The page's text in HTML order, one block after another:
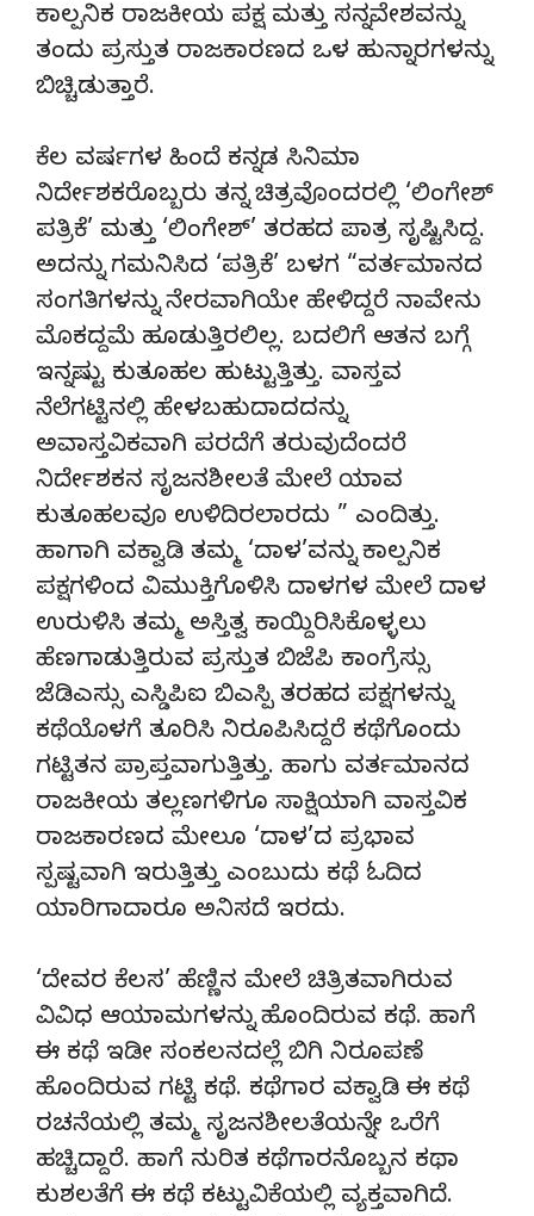
ಕಾಲ್ಪನಿಕ ರಾಜಕೀಯ ಪಕ್ಷ ಮತ್ತು ಸನ್ನವೇಶವನ್ನು
ತಂದು ಪ್ರಸ್ತುತ ರಾಜಕಾರಣದ ಒಳ ಹುನ್ನಾರಗಳನ್ನು
ಬಿಚ್ಚಿಡುತ್ತಾರೆ.
ಕೆಲ ವರ್ಷಗಳ ಹಿಂದೆ ಕನ್ನಡ ಸಿನಿಮಾ
ನಿರ್ದೇಶಕರೊಬ್ಬರು ತನ್ನ ಚಿತ್ರವೊಂದರಲ್ಲಿ ‘ಲಿಂಗೇಶ್
ಪತ್ರಿಕೆ’ ಮತ್ತು ‘ಲಿಂಗೇಶ್’ ತರಹದ ಪಾತ್ರ ಸೃಷ್ಟಿಸಿದ್ದ.
ಅದನ್ನು ಗಮನಿಸಿದ ‘ಪತ್ರಿಕೆ’ ಬಳಗ “ವರ್ತಮಾನದ
ಸಂಗತಿಗಳನ್ನು ನೇರವಾಗಿಯೇ ಹೇಳಿದ್ದರೆ ನಾವೇನು
ಮೊಕದ್ದಮೆ ಹೂಡುತ್ತಿರಲಿಲ್ಲ. ಬದಲಿಗೆ ಆತನ ಬಗ್ಗೆ
ಇನ್ನಷ್ಟು ಕುತೂಹಲ ಹುಟ್ಟುತ್ತಿತ್ತು. ವಾಸ್ತವ
ನೆಲೆಗಟ್ಟಿನಲ್ಲಿ ಹೇಳಬಹುದಾದದನ್ನು
ಅವಾಸ್ತವಿಕವಾಗಿ ಪರದೆಗೆ ತರುವುದೆಂದರೆ
ನಿರ್ದೇಶಕನ ಸೃಜನಶೀಲತೆ ಮೇಲೆ ಯಾವ
ಕುತೂಹಲವೂ ಉಳಿದಿರಲಾರದು ” ಎಂದಿತ್ತು.
ಹಾಗಾಗಿ ವಕ್ವಾಡಿ ತಮ್ಮ ‘ದಾಳ’ವನ್ನು ಕಾಲ್ಪನಿಕ
ಪಕ್ಷಗಳಿಂದ ವಿಮುಕ್ತಿಗೊಳಿಸಿ ದಾಳಗಳ ಮೇಲೆ ದಾಳ
ಉರುಳಿಸಿ ತಮ್ಮ ಅಸ್ತಿತ್ವ ಕಾಯ್ದಿರಿಸಿಕೊಳ್ಳಲು
ಹೆಣಗಾಡುತ್ತಿರುವ ಪ್ರಸ್ತುತ ಬಿಜೆಪಿ ಕಾಂಗ್ರೆಸ್ಸು
ಜೆಡಿಎಸ್ಸು ಎಸ್ಡಿಪಿಐ ಬಿಎಸ್ಪಿ ತರಹದ ಪಕ್ಷಗಳನ್ನು
ಕಥೆಯೊಳಗೆ ತೂರಿಸಿ ನಿರೂಪಿಸಿದ್ದರೆ ಕಥೆಗೊಂದು
ಗಟ್ಟಿತನ ಪ್ರಾಪ್ತವಾಗುತ್ತಿತ್ತು. ಹಾಗು ವರ್ತಮಾನದ
ರಾಜಕೀಯ ತಲ್ಲಣಗಳಿಗೂ ಸಾಕ್ಷಿಯಾಗಿ ವಾಸ್ತವಿಕ
ರಾಜಕಾರಣದ ಮೇಲೂ ‘ದಾಳ’ದ ಪ್ರಭಾವ
ಸ್ಪಷ್ಟವಾಗಿ ಇರುತ್ತಿತ್ತು ಎಂಬುದು ಕಥೆ ಓದಿದ
ಯಾರಿಗಾದಾರೂ ಅನಿಸದೆ ಇರದು.
‘ದೇವರ ಕೆಲಸ’ ಹೆಣ್ಣಿನ ಮೇಲೆ ಚಿತ್ರಿತವಾಗಿರುವ
ವಿವಿಧ ಆಯಾಮಗಳನ್ನು ಹೊಂದಿರುವ ಕಥೆ. ಹಾಗೆ
ಈ ಕಥೆ ಇಡೀ ಸಂಕಲನದಲ್ಲೆ ಬಿಗಿ ನಿರೂಪಣೆ
ಹೊಂದಿರುವ ಗಟ್ಟಿ ಕಥೆ. ಕಥೆಗಾರ ವಕ್ವಾಡಿ ಈ ಕಥೆ
ರಚನೆಯಲ್ಲಿ ತಮ್ಮ ಸೃಜನಶೀಲತೆಯನ್ನೇ ಒರೆಗೆ
ಹಚ್ಚಿದ್ದಾರೆ. ಹಾಗೆ ನುರಿತ ಕಥೆಗಾರನೊಬ್ಬನ ಕಥಾ
ಕುಶಲತೆಗೆ ಈ ಕಥೆ ಕಟ್ಟುವಿಕೆಯಲ್ಲಿ ವ್ಯಕ್ತವಾಗಿದೆ.